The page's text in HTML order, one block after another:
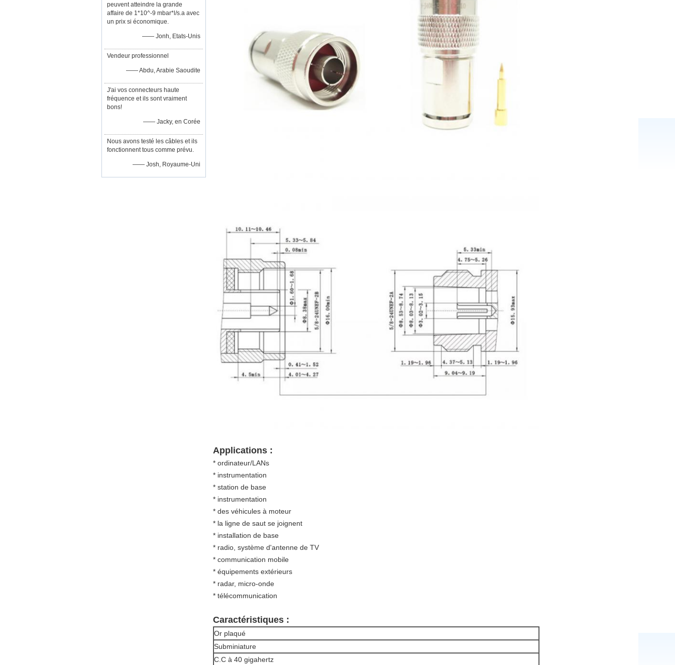
peuvent atteindre la grande
affaire de 1*10^-9 mbar*l/s.a avec
un prix si économique.
—— Jonh, Etats-Unis
Vendeur professionnel
—— Abdu, Arabie Saoudite
J'ai vos connecteurs haute
fréquence et ils sont vraiment
bons!
—— Jacky, en Corée
Nous avons testé les câbles et ils
fonctionnent tous comme prévu.
—— Josh, Royaume-Uni
Applications :
* ordinateur/LANs
* instrumentation
* station de base
* instrumentation
* des véhicules à moteur
* la ligne de saut se joignent
* installation de base
* radio, système d'antenne de TV
* communication mobile
* équipements extérieurs
* radar, micro-onde
* télécommunication
Caractéristiques :
Or plaqué
Subminiature
C.C à 40 gigahertz